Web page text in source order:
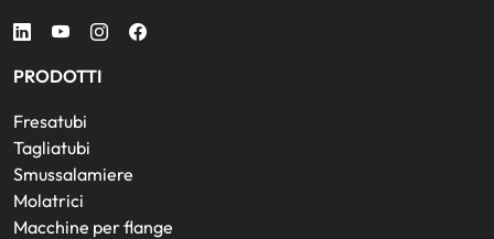
PRODOTTI
Fresatubi
Tagliatubi
Smussalamiere
Molatrici
Macchine per flange